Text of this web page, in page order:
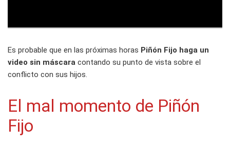
Es probable que en las próximas horas Piñón Fijo haga un
video sin máscara contando su punto de vista sobre el
conflicto con sus hijos.
El mal momento de Piñón
Fijo